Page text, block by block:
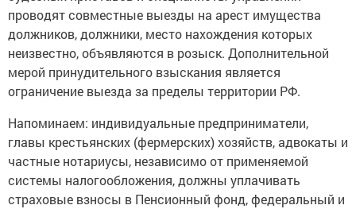
проводят совместные выезды на арест имущества
должников, должники, место нахождения которых
неизвестно, объявляются в розыск. Дополнительной
мерой принудительного взыскания является
ограничение выезда за пределы территории РФ.
Напоминаем: индивидуальные предприниматели,
главы крестьянских (фермерских) хозяйств, адвокаты и
частные нотариусы, независимо от применяемой
системы налогообложения, должны уплачивать
страховые взносы в Пенсионный фонд, федеральный и